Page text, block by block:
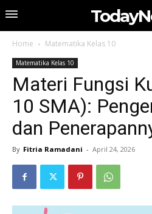
Home Matematika Kelas 10
Matematika Kelas 10
Materi Fungsi
10 SMA):
dan
By Fitria Ramadani - April 24, 2026